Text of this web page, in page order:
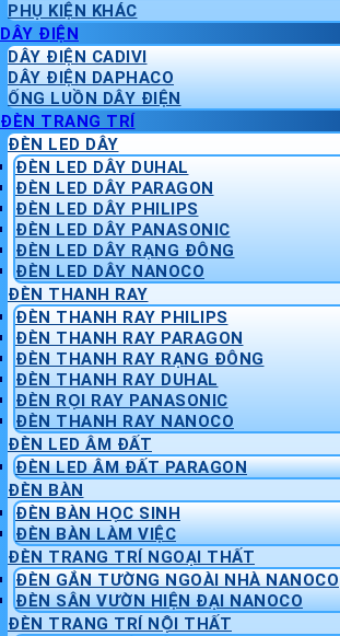
PHỤ KIỆN KHÁC
DÂY ĐIỆN
DÂY ĐIỆN CADIVI
DÂY ĐIỆN DAPHACO
ỐNG LUỒN DÂY ĐIỆN
ĐÈN TRANG TRÍ
ĐÈN LED DÂY
ĐÈN LED DÂY DUHAL
ĐÈN LED DÂY PARAGON
ĐÈN LED DÂY PHILIPS
ĐÈN LED DÂY PANASONIC
ĐÈN LED DÂY RẠNG ĐÔNG
ĐÈN LED DÂY NANOCO
ĐÈN THANH RAY
ĐÈN THANH RAY PHILIPS
ĐÈN THANH RAY PARAGON
ĐÈN THANH RAY RẠNG ĐÔNG
ĐÈN THANH RAY DUHAL
ĐÈN RỌI RAY PANASONIC
ĐÈN THANH RAY NANOCO
ĐÈN LED ÂM ĐẤT
ĐÈN LED ÂM ĐẤT PARAGON
ĐÈN BÀN
ĐÈN BÀN HỌC SINH
ĐÈN BÀN LÀM VIỆC
ĐÈN TRANG TRÍ NGOẠI THẤT
ĐÈN GẮN TƯỜNG NGOÀI NHÀ NANOCO
ĐÈN SÂN VƯỜN HIỆN ĐẠI NANOCO
ĐÈN TRANG TRÍ NỘI THẤT